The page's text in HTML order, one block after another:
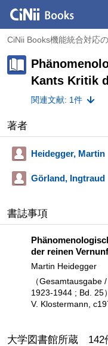
CiNii Books機能統合対応
Kants Kritik
関連文献: 1件
著者
Heidegger, Martin
Görland, Ingtraud
書誌事項
der reinen
Martin Heidegger
（Gesamtausgabe
1923-1944 ; Bd. 25）
V. Klostermann,
大学図書館所蔵 142